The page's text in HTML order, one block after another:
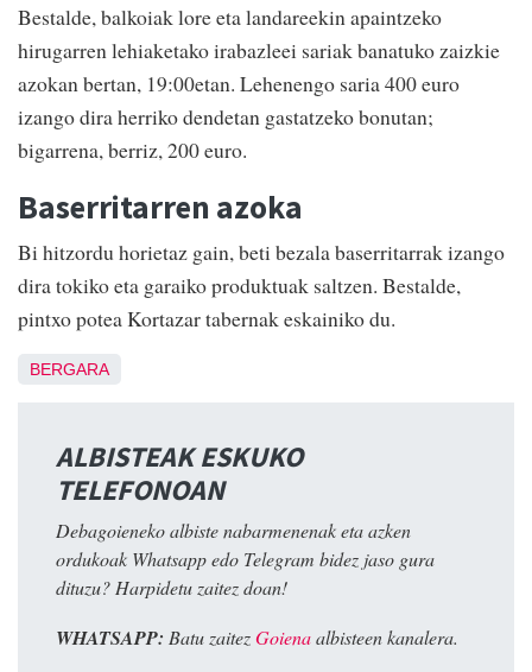
Bestalde, balkoiak lore eta landareekin apaintzeko
hirugarren lehiaketako irabazleei sariak banatuko zaizkie
azokan bertan, 19:00etan. Lehenengo saria 400 euro
izango dira herriko dendetan gastatzeko bonutan;
bigarrena, berriz, 200 euro.
Baserritarren azoka
Bi hitzordu horietaz gain, beti bezala baserritarrak izango
dira tokiko eta garaiko produktuak saltzen. Bestalde,
pintxo potea Kortazar tabernak eskainiko du.
BERGARA
ALBISTEAK ESKUKO
TELEFONOAN
Debagoieneko albiste nabarmenenak eta azken
ordukoak Whatsapp edo Telegram bidez jaso gura
dituzu? Harpidetu zaitez doan!
WHATSAPP: Batu zaitezGoienaalbisteen kanalera.